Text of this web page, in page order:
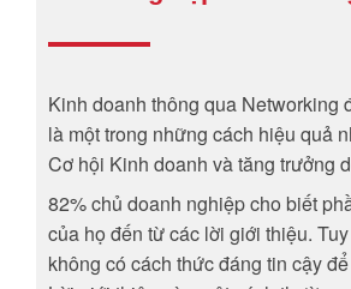
Kinh doanh thông qua Networking
là một trong những cách hiệu quả
Cơ hội Kinh doanh và tăng trưởng
82% chủ doanh nghiệp cho biết
của họ đến từ các lời giới thiệu.
không có cách thức đáng tin cậy